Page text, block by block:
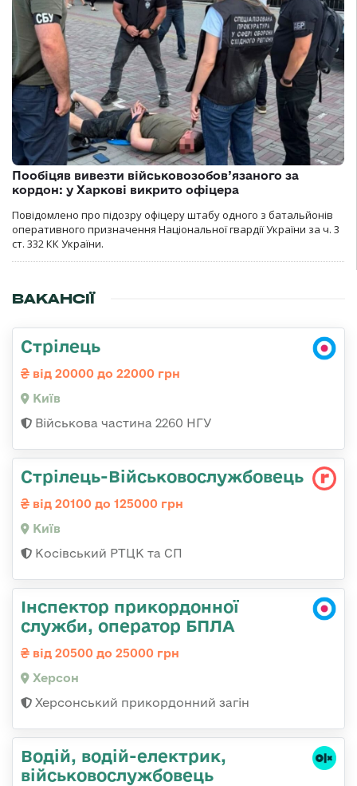
Пообіцяв вивезти військовозобов’язаного за
кордон: у Харкові викрито офіцера
Повідомлено про підозру офіцеру штабу одного з батальйонів
оперативного призначення Національної гвардії України за ч. 3
ст. 332 КК України.
ВАКАНСІЇ
Стрілець
від 20000 до 22000 грн
Київ
Військова частина 2260 НГУ
Стрілець-Військовослужбовець
від 20100 до 125000 грн
Київ
Косівський РТЦК та СП
Інспектор прикордонної
служби, оператор БПЛА
від 20500 до 25000 грн
Херсон
Херсонський прикордонний загін
Водій, водій-електрик,
військовослужбовець